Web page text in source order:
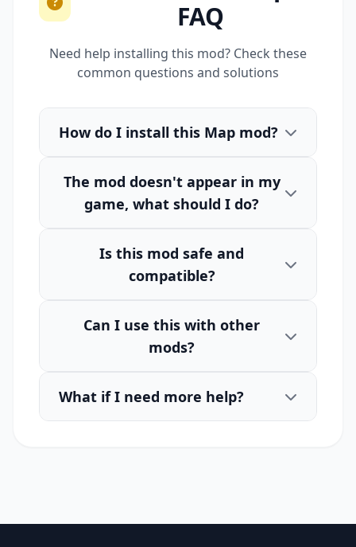
FAQ
Need help installing this mod? Check these
common questions and solutions
How do I install this Map mod?
The mod doesn't appear in my
game, what should I do?
Is this mod safe and
compatible?
Can I use this with other
mods?
What if I need more help?